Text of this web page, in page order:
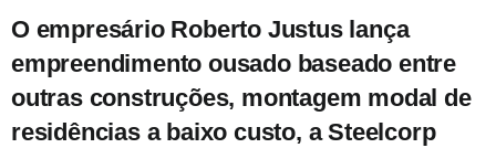
O empresário Roberto Justus lança
empreendimento ousado baseado entre
outras construções, montagem modal de
residências a baixo custo, a Steelcorp